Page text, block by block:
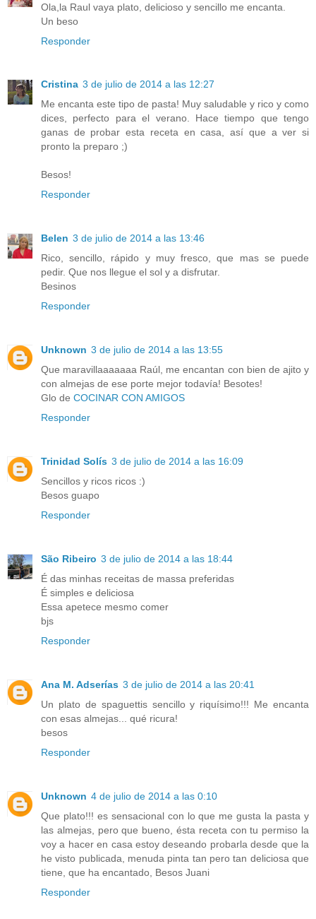
Ola,la Raul vaya plato, delicioso y sencillo me encanta.
Un beso
Responder
Cristina 3 de julio de 2014 a las 12:27
Me encanta este tipo de pasta! Muy saludable y rico y como
dices, perfecto para el verano. Hace tiempo que tengo
ganas de probar esta receta en casa, así que a ver si
pronto la preparo ;)
Besos!
Responder
Belen 3 de julio de 2014 a las 13:46
Rico, sencillo, rápido y muy fresco, que mas se puede
pedir. Que nos llegue el sol y a disfrutar.
Besinos
Responder
Unknown 3 de julio de 2014 a las 13:55
Que maravillaaaaaaa Raúl, me encantan con bien de ajito y
con almejas de ese porte mejor todavía! Besotes!
Glo de COCINAR CON AMIGOS
Responder
Trinidad Solís 3 de julio de 2014 a las 16:09
Sencillos y ricos ricos :)
Besos guapo
Responder
São Ribeiro 3 de julio de 2014 a las 18:44
É das minhas receitas de massa preferidas
É simples e deliciosa
Essa apetece mesmo comer
bjs
Responder
Ana M. Adserías 3 de julio de 2014 a las 20:41
Un plato de spaguettis sencillo y riquísimo!!! Me encanta
con esas almejas... qué ricura!
besos
Responder
Unknown 4 de julio de 2014 a las 0:10
Que plato!!! es sensacional con lo que me gusta la pasta y
las almejas, pero que bueno, ésta receta con tu permiso la
voy a hacer en casa estoy deseando probarla desde que la
he visto publicada, menuda pinta tan pero tan deliciosa que
tiene, que ha encantado, Besos Juani
Responder